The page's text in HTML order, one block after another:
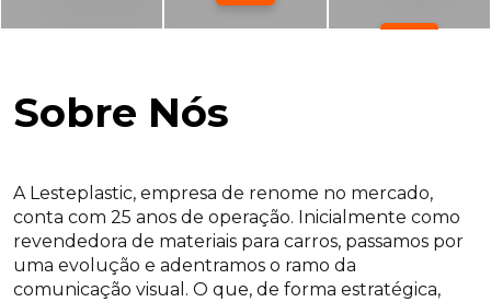
Sobre Nós
A Lesteplastic, empresa de renome no mercado,
conta com 25 anos de operação. Inicialmente como
revendedora de materiais para carros, passamos por
uma evolução e adentramos o ramo da
comunicação visual. O que, de forma estratégica,